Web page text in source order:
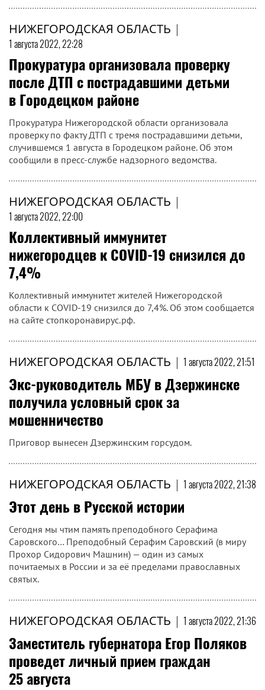
НИЖЕГОРОДСКАЯ ОБЛАСТЬ |
1 августа 2022, 22:28
Прокуратура организовала проверку
после ДТП с пострадавшими детьми
в Городецком районе
Прокуратура Нижегородской области организовала
проверку по факту ДТП с тремя пострадавшими детьми,
случившемся 1 августа в Городецком районе. Об этом
сообщили в пресс-службе надзорного ведомства.
НИЖЕГОРОДСКАЯ ОБЛАСТЬ |
1 августа 2022, 22:00
Коллективный иммунитет
нижегородцев к COVID-19 снизился до
7,4%
Коллективный иммунитет жителей Нижегородской
области к COVID-19 снизился до 7,4%. Об этом сообщается
на сайте стопкоронавирус.рф.
НИЖЕГОРОДСКАЯ ОБЛАСТЬ | 1 августа 2022, 21:51
Экс-руководитель МБУ в Дзержинске
получила условный срок за
мошенничество
Приговор вынесен Дзержинским горсудом.
НИЖЕГОРОДСКАЯ ОБЛАСТЬ | 1 августа 2022, 21:38
Этот день в Русской истории
Сегодня мы чтим память преподобного Серафима
Саровского… Преподобный Серафим Саровский (в миру
Прохор Сидорович Машнин) — один из самых
почитаемых в России и за её пределами православных
святых.
НИЖЕГОРОДСКАЯ ОБЛАСТЬ | 1 августа 2022, 21:36
Заместитель губернатора Егор Поляков
проведет личный прием граждан
25 августа